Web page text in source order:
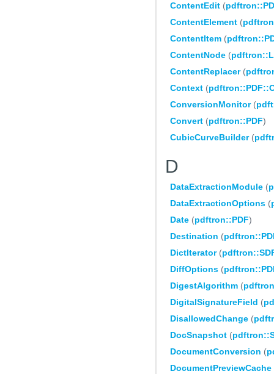
ContentEdit (
ContentElement (
ContentItem (
ContentNode (
ContentReplacer(
Context (
ConversionMonitor(
Convert (pdftron::PDF)
CubicCurveBuilder(
D
DataExtractionModule (
DataExtractionOptions (
Date (pdftron::PDF)
Destination (
DictIterator(
DiffOptions (
DigestAlgorithm (
DigitalSignatureField (
DisallowedChange (
DocSnapshot (
DocumentConversion (
DocumentPreviewCache